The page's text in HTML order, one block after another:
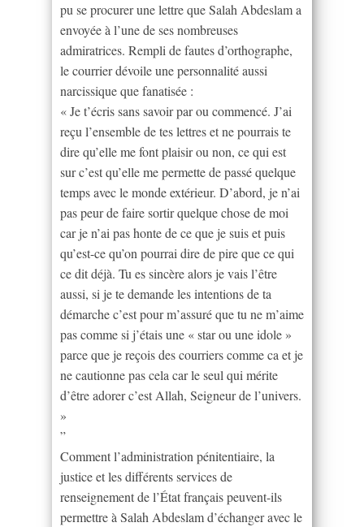
pu se procurer une lettre que Salah Abdeslam a
envoyée à l’une de ses nombreuses
admiratrices. Rempli de fautes d’orthographe,
le courrier dévoile une personnalité aussi
narcissique que fanatisée :
« Je t’écris sans savoir par ou commencé. J’ai
reçu l’ensemble de tes lettres et ne pourrais te
dire qu’elle me font plaisir ou non, ce qui est
sur c’est qu’elle me permette de passé quelque
temps avec le monde extérieur. D’abord, je n’ai
pas peur de faire sortir quelque chose de moi
car je n’ai pas honte de ce que je suis et puis
qu’est-ce qu’on pourrai dire de pire que ce qui
ce dit déjà. Tu es sincère alors je vais l’être
aussi, si je te demande les intentions de ta
démarche c’est pour m’assuré que tu ne m’aime
pas comme si j’étais une « star ou une idole »
parce que je reçois des courriers comme ca et je
ne cautionne pas cela car le seul qui mérite
d’être adorer c’est Allah, Seigneur de l’univers.
»
”
Comment l’administration pénitentiaire, la
justice et les différents services de
renseignement de l’État français peuvent-ils
permettre à Salah Abdeslam d’échanger avec le